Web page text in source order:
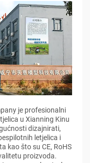
je profesionalni
u Xianning Kinu
dizajnirati,
letjelica i
kao što su CE, RoHS
proizvoda.